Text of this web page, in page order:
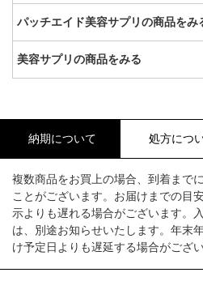
パッチエイド美容サプリの商品をみ
美容サプリの商品をみる
納期について 処方につ
複数商品をお買上の場合、到着まで
ことがございます。お届けまでの目
示よりも遅れる場合がございます。
は、別途お知らせいたします。年末
け予定日よりも遅延する場合がござい